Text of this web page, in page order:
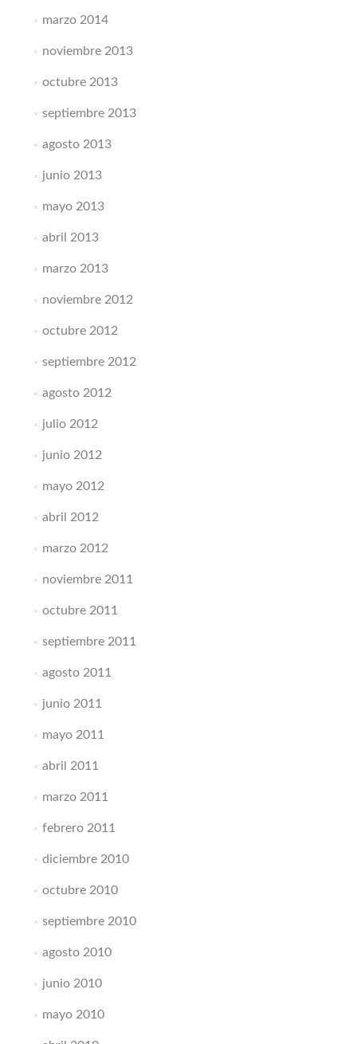
marzo 2014
noviembre 2013
octubre 2013
septiembre 2013
agosto 2013
junio 2013
mayo 2013
abril 2013
marzo 2013
noviembre 2012
octubre 2012
septiembre 2012
agosto 2012
julio 2012
junio 2012
mayo 2012
abril 2012
marzo 2012
noviembre 2011
octubre 2011
septiembre 2011
agosto 2011
junio 2011
mayo 2011
abril 2011
marzo 2011
febrero 2011
diciembre 2010
octubre 2010
septiembre 2010
agosto 2010
junio 2010
mayo 2010